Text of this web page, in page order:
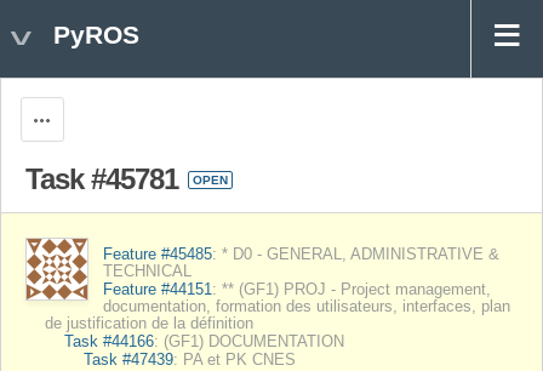
PyROS
Task #45781 OPEN
Feature #45485: * D0 - GENERAL, ADMINISTRATIVE &
TECHNICAL
Feature #44151: ** (GF1) PROJ - Project management,
documentation, formation des utilisateurs, interfaces, plan
de justification de la définition
Task #44166: (GF1) DOCUMENTATION
Task #47439: PA et PK CNES